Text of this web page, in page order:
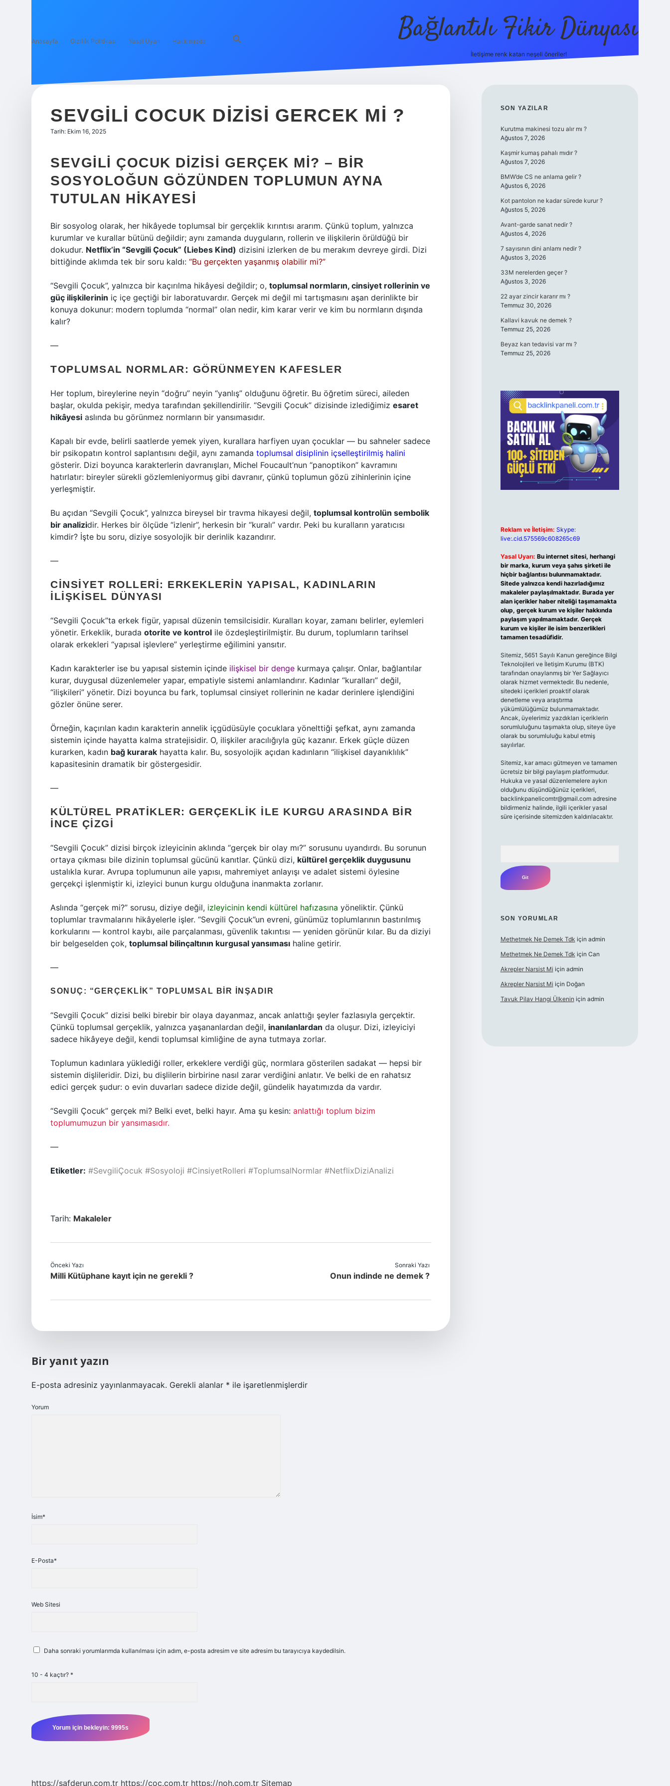
Anasayfa Gizlilik Politikası Yasal Uyarı Hakkımızda Bağlantılı Fikir Dünyası
İletişime renk katan neşeli öneriler!
SEVGILI COCUK DIZISI GERCEK MI ?
Tarih: Ekim 16, 2025
SEVGILI ÇOCUK DIZISI GERÇEK MI? – BIR
SOSYOLOĞUN GÖZÜNDEN TOPLUMUN AYNA
TUTULAN HIKAYESI
Bir sosyolog olarak, her hikâyede toplumsal bir gerçeklik kırıntısı ararım. Çünkü toplum, yalnızca
kurumlar ve kurallar bütünü değildir; aynı zamanda duyguların, rollerin ve ilişkilerin örüldüğü bir
dokudur. Netflix’in “Sevgili Çocuk” (Liebes Kind) dizisini izlerken de bu merakım devreye girdi. Dizi
bittiğinde aklımda tek bir soru kaldı: “Bu gerçekten yaşanmış olabilir mi?”
“Sevgili Çocuk”, yalnızca bir kaçırılma hikâyesi değildir; o, toplumsal normların, cinsiyet rollerinin ve
güç ilişkilerinin iç içe geçtiği bir laboratuvardır. Gerçek mi değil mi tartışmasını aşan derinlikte bir
konuya dokunur: modern toplumda “normal” olan nedir, kim karar verir ve kim bu normların dışında
kalır?
—
TOPLUMSAL NORMLAR: GÖRÜNMEYEN KAFESLER
Her toplum, bireylerine neyin “doğru” neyin “yanlış” olduğunu öğretir. Bu öğretim süreci, aileden
başlar, okulda pekişir, medya tarafından şekillendirilir. “Sevgili Çocuk” dizisinde izlediğimiz esaret
hikâyesi aslında bu görünmez normların bir yansımasıdır.
Kapalı bir evde, belirli saatlerde yemek yiyen, kurallara harfiyen uyan çocuklar — bu sahneler sadece
bir psikopatın kontrol saplantısını değil, aynı zamanda toplumsal disiplinin içselleştirilmiş halini
gösterir. Dizi boyunca karakterlerin davranışları, Michel Foucault’nun “panoptikon” kavramını
hatırlatır: bireyler sürekli gözlemleniyormuş gibi davranır, çünkü toplumun gözü zihinlerinin içine
yerleşmiştir.
Bu açıdan “Sevgili Çocuk”, yalnızca bireysel bir travma hikayesi değil, toplumsal kontrolün sembolik
bir analizidir. Herkes bir ölçüde “izlenir”, herkesin bir “kuralı” vardır. Peki bu kuralların yaratıcısı
kimdir? İşte bu soru, diziye sosyolojik bir derinlik kazandırır.
—
CINSIYET ROLLERI: ERKEKLERIN YAPISAL, KADINLARIN
İLIŞKISEL DÜNYASI
“Sevgili Çocuk”ta erkek figür, yapısal düzenin temsilcisidir. Kuralları koyar, zamanı belirler, eylemleri
yönetir. Erkeklik, burada otorite ve kontrol ile özdeşleştirilmiştir. Bu durum, toplumların tarihsel
olarak erkekleri “yapısal işlevlere” yerleştirme eğilimini yansıtır.
Kadın karakterler ise bu yapısal sistemin içinde ilişkisel bir denge kurmaya çalışır. Onlar, bağlantılar
kurar, duygusal düzenlemeler yapar, empatiyle sistemi anlamlandırır. Kadınlar “kuralları” değil,
“ilişkileri” yönetir. Dizi boyunca bu fark, toplumsal cinsiyet rollerinin ne kadar derinlere işlendiğini
gözler önüne serer.
Örneğin, kaçırılan kadın karakterin annelik içgüdüsüyle çocuklara yönelttiği şefkat, aynı zamanda
sistemin içinde hayatta kalma stratejisidir. O, ilişkiler aracılığıyla güç kazanır. Erkek güçle düzen
kurarken, kadın bağ kurarak hayatta kalır. Bu, sosyolojik açıdan kadınların “ilişkisel dayanıklılık”
kapasitesinin dramatik bir göstergesidir.
—
KÜLTÜREL PRATIKLER: GERÇEKLIK ILE KURGU ARASINDA BIR
İNCE ÇIZGI
“Sevgili Çocuk” dizisi birçok izleyicinin aklında “gerçek bir olay mı?” sorusunu uyandırdı. Bu sorunun
ortaya çıkması bile dizinin toplumsal gücünü kanıtlar. Çünkü dizi, kültürel gerçeklik duygusunu
ustalıkla kurar. Avrupa toplumunun aile yapısı, mahremiyet anlayışı ve adalet sistemi öylesine
gerçekçi işlenmiştir ki, izleyici bunun kurgu olduğuna inanmakta zorlanır.
Aslında “gerçek mi?” sorusu, diziye değil, izleyicinin kendi kültürel hafızasına yöneliktir. Çünkü
toplumlar travmalarını hikâyelerle işler. “Sevgili Çocuk”un evreni, günümüz toplumlarının bastırılmış
korkularını — kontrol kaybı, aile parçalanması, güvenlik takıntısı — yeniden görünür kılar. Bu da diziyi
bir belgeselden çok, toplumsal bilinçaltının kurgusal yansıması haline getirir.
—
SONUÇ: “GERÇEKLIK” TOPLUMSAL BIR İNŞADIR
“Sevgili Çocuk” dizisi belki birebir bir olaya dayanmaz, ancak anlattığı şeyler fazlasıyla gerçektir.
Çünkü toplumsal gerçeklik, yalnızca yaşananlardan değil, inanılanlardan da oluşur. Dizi, izleyiciyi
sadece hikâyeye değil, kendi toplumsal kimliğine de ayna tutmaya zorlar.
Toplumun kadınlara yüklediği roller, erkeklere verdiği güç, normlara gösterilen sadakat — hepsi bir
sistemin dişlileridir. Dizi, bu dişlilerin birbirine nasıl zarar verdiğini anlatır. Ve belki de en rahatsız
edici gerçek şudur: o evin duvarları sadece dizide değil, gündelik hayatımızda da vardır.
“Sevgili Çocuk” gerçek mi? Belki evet, belki hayır. Ama şu kesin: anlattığı toplum bizim
toplumumuzun bir yansımasıdır.
—
Etiketler: #SevgiliÇocuk #Sosyoloji #CinsiyetRolleri #ToplumsalNormlar #NetflixDiziAnalizi
Tarih: Makaleler
Önceki Yazı
Milli Kütüphane kayıt için ne gerekli ?
Sonraki Yazı
Onun indinde ne demek ?
Bir yanıt yazın
E-posta adresiniz yayınlanmayacak. Gerekli alanlar * ile işaretlenmişlerdir
Yorum
İsim*
E-Posta*
Web Sitesi
Daha sonraki yorumlarımda kullanılması için adım, e-posta adresim ve site adresim bu tarayıcıya kaydedilsin.
10 - 4 kaçtır? *
https://safderun.com.tr https://coc.com.tr https://noh.com.tr Sitemap
SIDEBAR
SON YAZILAR
Kurutma makinesi tozu alır mı ?
Ağustos 7, 2026
Kaşmir kumaş pahalı mıdır ?
Ağustos 7, 2026
BMW’de CS ne anlama gelir ?
Ağustos 6, 2026
Kot pantolon ne kadar sürede kurur ?
Ağustos 5, 2026
Avant-garde sanat nedir ?
Ağustos 4, 2026
7 sayısının dini anlamı nedir ?
Ağustos 3, 2026
33M nerelerden geçer ?
Ağustos 3, 2026
22 ayar zincir kararır mı ?
Temmuz 30, 2026
Kallavi kavuk ne demek ?
Temmuz 25, 2026
Beyaz kan tedavisi var mı ?
Temmuz 25, 2026
Reklam ve İletişim: Skype:
live:.cid.575569c608265c69
Yasal Uyarı: Bu internet sitesi, herhangi
bir marka, kurum veya şahıs şirketi ile
hiçbir bağlantısı bulunmamaktadır.
Sitede yalnızca kendi hazırladığımız
makaleler paylaşılmaktadır. Burada yer
alan içerikler haber niteliği taşımamakta
olup, gerçek kurum ve kişiler hakkında
paylaşım yapılmamaktadır. Gerçek
kurum ve kişiler ile isim benzerlikleri
tamamen tesadüfidir.
Sitemiz, 5651 Sayılı Kanun gereğince Bilgi
Teknolojileri ve İletişim Kurumu (BTK)
tarafından onaylanmış bir Yer Sağlayıcı
olarak hizmet vermektedir. Bu nedenle,
sitedeki içerikleri proaktif olarak
denetleme veya araştırma
yükümlülüğümüz bulunmamaktadır.
Ancak, üyelerimiz yazdıkları içeriklerin
sorumluluğunu taşımakta olup, siteye üye
olarak bu sorumluluğu kabul etmiş
sayılırlar.
Sitemiz, kar amacı gütmeyen ve tamamen
ücretsiz bir bilgi paylaşım platformudur.
Hukuka ve yasal düzenlemelere aykırı
olduğunu düşündüğünüz içerikleri,
backlinkpanelicomtr@gmail.comadresine
bildirmeniz halinde, ilgili içerikler yasal
süre içerisinde sitemizden kaldırılacaktır.
SON YORUMLAR
Methetmek Ne Demek Tdk için admin
Methetmek Ne Demek Tdk için Can
Akrepler Narsist Mi için admin
Akrepler Narsist Mi için Doğan
Tavuk Pilav Hangi Ülkenin için admin